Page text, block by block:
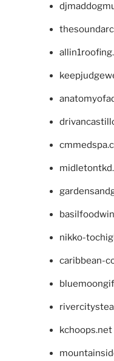
nikko-
caribbean-
kchoops.net